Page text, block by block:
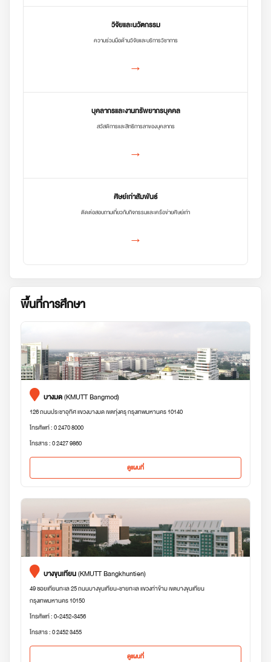
วิจัยและนวัตกรรม
ความร่วมมือด้านวิจัยและบริการวิชาการ
→
บุคลากรและงานทรัพยากรบุคคล
สวัสดิการและสิทธิการลาของบุคลากร
→
ศิษย์เก่าสัมพันธ์
ติดต่อสอบถามเกี่ยวกับกิจกรรมและเครือข่ายศิษย์เก่า
→
พื้นที่การศึกษา
บางมด(KMUTT Bangmod)
126 ถนนประชาอุทิศ แขวงบางมด เขตทุ่งครุ กรุงเทพมหานคร 10140
โทรศัพท์ : 0 2470 8000
โทรสาร : 0 2427 9860
ดูแผนที่
บางขุนเทียน(KMUTT Bangkhuntien)
49 ซอยเทียนทะเล 25 ถนนบางขุนเทียน-ชายทะเล แขวงท่าข้าม เขตบางขุนเทียน
กรุงเทพมหานคร 10150
โทรศัพท์ : 0-2452-3456
โทรสาร : 0 2452 3455
ดูแผนที่